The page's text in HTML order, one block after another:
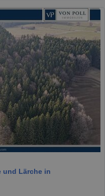
1 / 8
und Lärche in